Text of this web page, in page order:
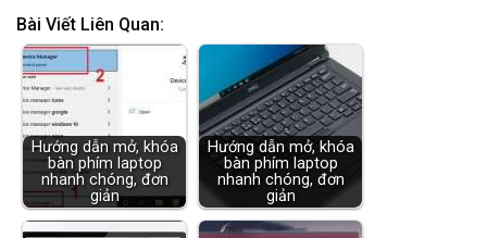
Bài Viết Liên Quan:
Hướng dẫn mở, khóa
bàn phím laptop
nhanh chóng, đơn
giản
Hướng dẫn mở, khóa
bàn phím laptop
nhanh chóng, đơn
giản